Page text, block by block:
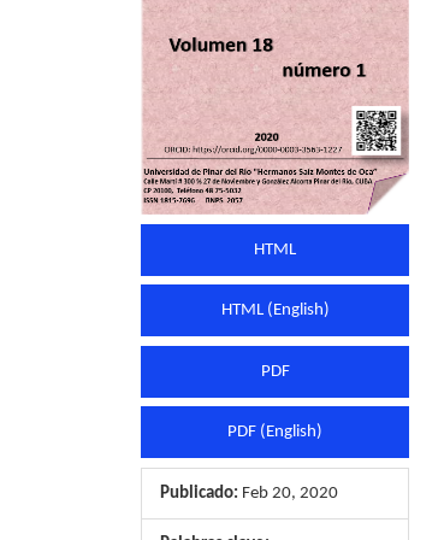
artículo
HTML
HTML (English)
PDF
PDF (English)
Publicado: Feb 20, 2020